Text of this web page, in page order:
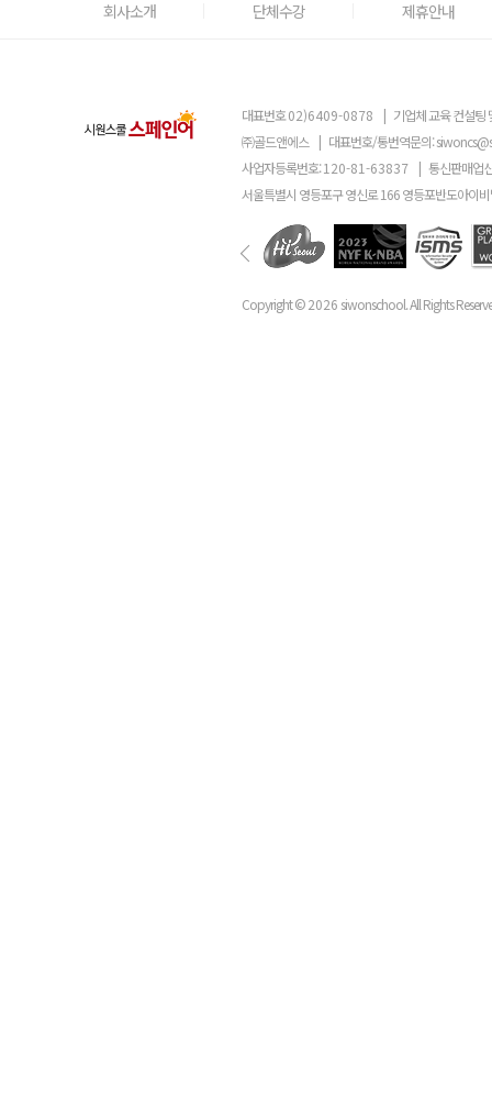
회사소개 단체수강 제휴안내
대표번호02)6409-0878 | 기업체 교육 컨설팅
㈜골드앤에스 | 대표번호/통번역문의:
사업자등록번호:120-81-63837 | 통신판매업
서울특별시 영등포구 영신로 166 영등포반도아이
Copyright ©2026 siwonschool. All Rights